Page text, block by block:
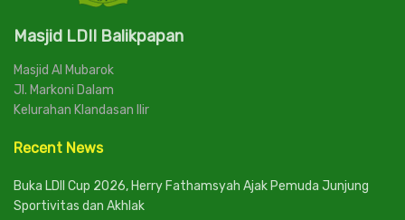
Masjid LDII Balikpapan
Masjid Al Mubarok
Jl. Markoni Dalam
Kelurahan Klandasan Ilir
Recent News
Buka LDII Cup 2026, Herry Fathamsyah Ajak Pemuda Junjung
Sportivitas dan Akhlak